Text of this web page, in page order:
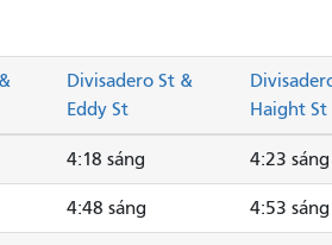
Divisadero St &
Eddy St
Haight St
4:18 sáng 4:23 sáng
4:48 sáng 4:53 sáng